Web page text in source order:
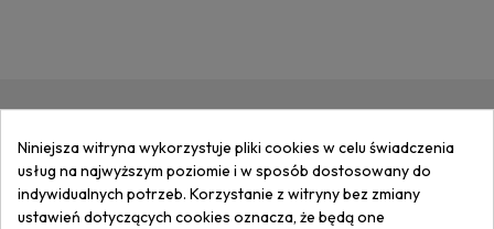
ZAPISZ SIĘ DONEWSLETTERAI
OTRZYMUJINFORMACJEO
NOWOŚCIACH I PROMOCJACH.
Niniejsza witryna wykorzystuje pliki cookies w celu świadczenia
usług na najwyższym poziomie i w sposób dostosowany do
indywidualnych potrzeb. Korzystanie z witryny bez zmiany
ustawień dotyczących cookies oznacza, że będą one